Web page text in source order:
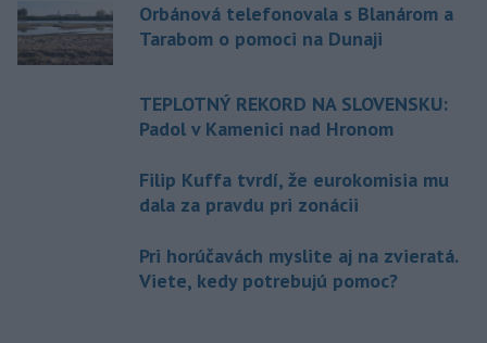
Orbánová telefonovala s Blanárom a
Tarabom o pomoci na Dunaji
TEPLOTNÝ REKORD NA SLOVENSKU:
Padol v Kamenici nad Hronom
Filip Kuffa tvrdí, že eurokomisia mu
dala za pravdu pri zonácii
Pri horúčavách myslite aj na zvieratá.
Viete, kedy potrebujú pomoc?